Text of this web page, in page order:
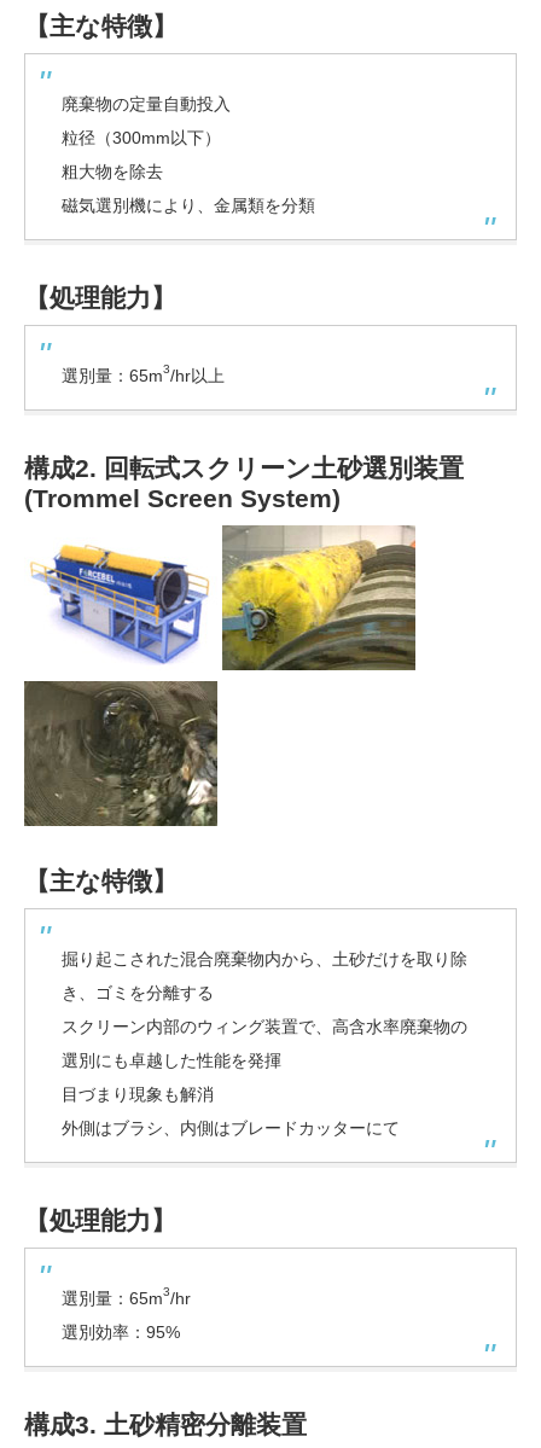
【主な特徴】
廃棄物の定量自動投入
粒径（300mm以下）
粗大物を除去
磁気選別機により、金属類を分類
【処理能力】
選別量：65m3/hr以上
構成2. 回転式スクリーン土砂選別装置
(Trommel Screen System)
【主な特徴】
掘り起こされた混合廃棄物内から、土砂だけを取り除
き、ゴミを分離する
スクリーン内部のウィング装置で、高含水率廃棄物の
選別にも卓越した性能を発揮
目づまり現象も解消
外側はブラシ、内側はブレードカッターにて
【処理能力】
選別量：65m3/hr
選別効率：95%
構成3. 土砂精密分離装置